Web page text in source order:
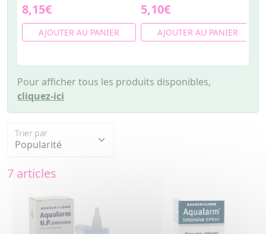
8,15€
AJOUTER AU PANIER
5,10€
AJOUTER AU PANIER
Pour afficher tous les produits disponibles,
cliquez-ici
Trier par
7 articles